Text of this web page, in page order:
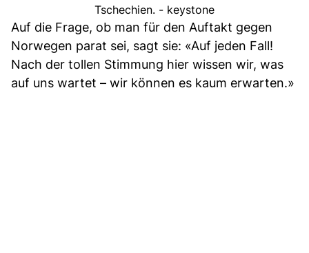
Tschechien. - keystone
Auf die Frage, ob man für den Auftakt gegen
Norwegen parat sei, sagt sie: «Auf jeden Fall!
Nach der tollen Stimmung hier wissen wir, was
auf uns wartet – wir können es kaum erwarten.»